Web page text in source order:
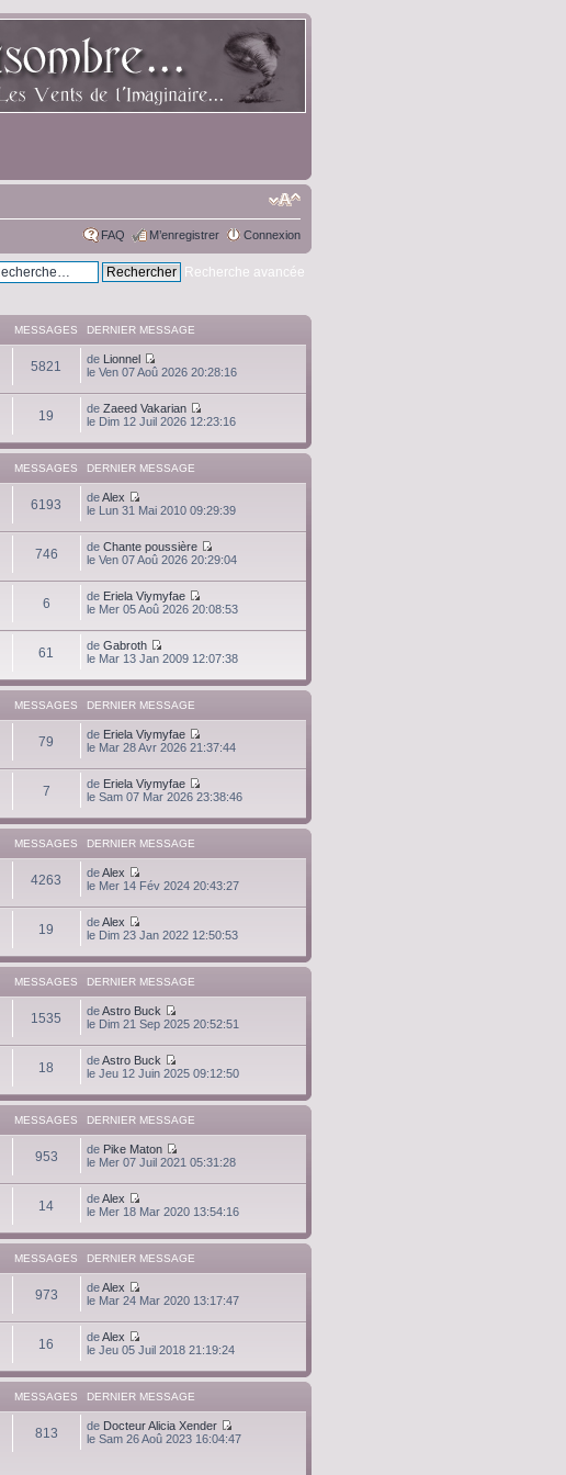
FAQ M’enregistrer Connexion
Recherche avancée
MESSAGES DERNIER MESSAGE
5821 de Lionnel
le Ven 07 Aoû 2026 20:28:16
19 de Zaeed Vakarian
le Dim 12 Juil 2026 12:23:16
MESSAGES DERNIER MESSAGE
6193 deAlex
le Lun 31 Mai 2010 09:29:39
746 de Chante poussière
le Ven 07 Aoû 2026 20:29:04
6 de Eriela Viymyfae
le Mer 05 Aoû 2026 20:08:53
61 de Gabroth
le Mar 13 Jan 2009 12:07:38
MESSAGES DERNIER MESSAGE
79 de Eriela Viymyfae
le Mar 28 Avr 2026 21:37:44
7 de Eriela Viymyfae
le Sam 07 Mar 2026 23:38:46
MESSAGES DERNIER MESSAGE
4263 deAlex
le Mer 14 Fév 2024 20:43:27
19 deAlex
le Dim 23 Jan 2022 12:50:53
MESSAGES DERNIER MESSAGE
1535 deAstro Buck
le Dim 21 Sep 2025 20:52:51
18 deAstro Buck
le Jeu 12 Juin 2025 09:12:50
MESSAGES DERNIER MESSAGE
953 de Pike Maton
le Mer 07 Juil 2021 05:31:28
14 deAlex
le Mer 18 Mar 2020 13:54:16
MESSAGES DERNIER MESSAGE
973 deAlex
le Mar 24 Mar 2020 13:17:47
16 deAlex
le Jeu 05 Juil 2018 21:19:24
MESSAGES DERNIER MESSAGE
813 de Docteur Alicia Xender
le Sam 26 Aoû 2023 16:04:47